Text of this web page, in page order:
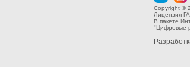
Copyright ©
Лицензия
В пакете
"Цифровые